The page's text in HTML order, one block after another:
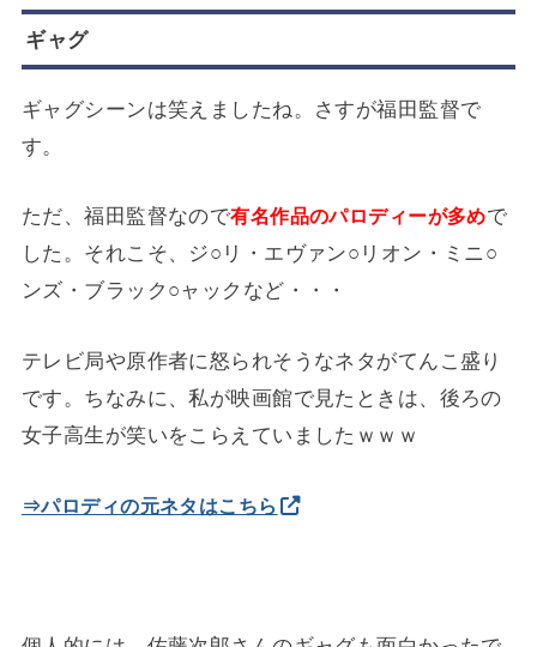
ギャグ
ギャグシーンは笑えましたね。さすが福田監督で
す。
ただ、福田監督なので有名作品のパロディーが多めで
した。それこそ、ジ○リ・エヴァン○リオン・ミニ○
ンズ・ブラック○ャックなど・・・
テレビ局や原作者に怒られそうなネタがてんこ盛り
です。ちなみに、私が映画館で見たときは、後ろの
女子高生が笑いをこらえていましたｗｗｗ
⇒パロディの元ネタはこちら